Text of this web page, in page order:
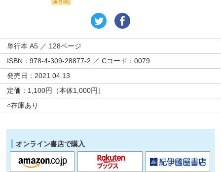
単行本 A5 ／ 128ページ
ISBN：978-4-309-28877-2 ／ Cコード：0079
発売日：2021.04.13
定価：1,100円（本体1,000円）
○在庫あり
オンライン書店で購入